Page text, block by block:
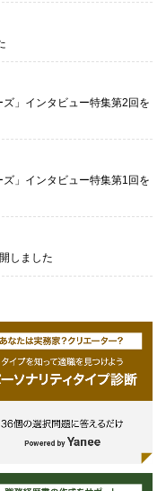
ズ」インタビュー特集第2回を
ズ」インタビュー特集第1回を
しました